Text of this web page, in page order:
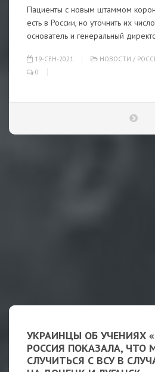
Пациенты с новым штаммом
есть в России, но уточнить их
основатель и генеральный
19-СЕН-2021 НОВОСТИ /
0
УКРАИНЦЫ ОБ УЧЕНИЯХ
РОССИЯ ПОКАЗАЛА, ЧТО
СЛУЧИТЬСЯ С ВСУ В